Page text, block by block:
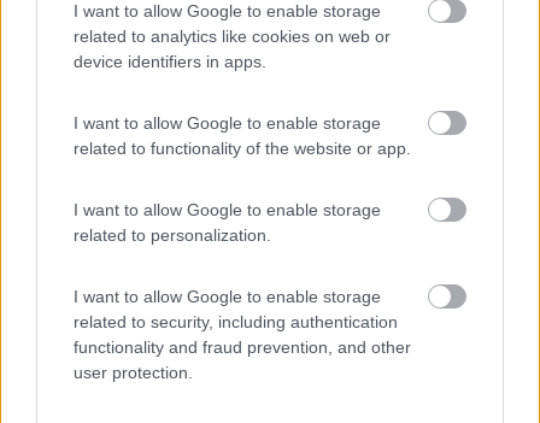
I want to allow Google to enable storage
related to analytics like cookies on web or
device identifiers in apps.
I want to allow Google to enable storage
related to functionality of the website or app.
I want to allow Google to enable storage
related to personalization.
I want to allow Google to enable storage
related to security, including authentication
functionality and fraud prevention, and other
user protection.
Segnalati nei dintorni
7.7 Duino-Aurisina(TS)
Campeggio
9